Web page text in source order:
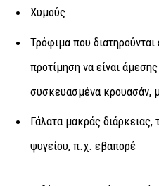
Χυμούς
Τρόφιμα που
προτίμηση να είναι
συσκευασμένα κρουασάν,
Γάλατα μακράς διάρκειας,
ψυγείου, π.χ. εβαπορέ